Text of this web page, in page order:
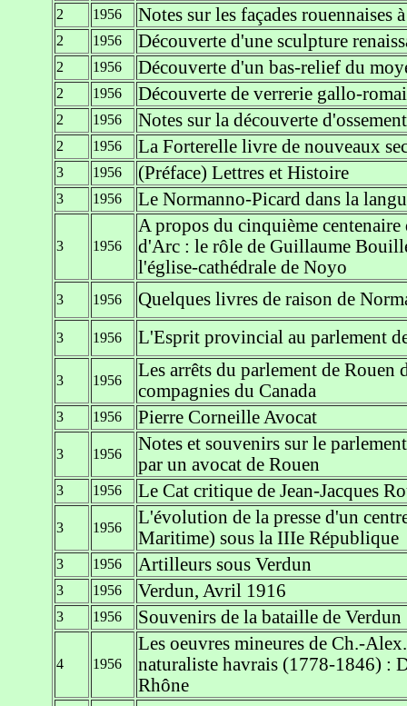
2 1956 Notes sur les façades rouennaises
2 1956 Découverte d'une sculpture
2 1956 Découverte d'un bas-relief du
2 1956 Découverte de verrerie gallo-
2 1956 Notes sur la découverte
2 1956 La Forterelle livre de nouveaux
3 1956 (Préface) Lettres et Histoire
3 1956 Le Normanno-Picard dans la
3 1956
A propos du cinquième
d'Arc : le rôle de Guillaume
l'église-cathédrale de Noyo
3 1956 Quelques livres de raison de
3 1956 L'Esprit provincial au parlement
3 1956
Les arrêts du parlement de
compagnies du Canada
3 1956 Pierre Corneille Avocat
3 1956
Notes et souvenirs sur le
par un avocat de Rouen
3 1956 Le Cat critique de Jean-Jacques
3 1956
L'évolution de la presse d'un
Maritime) sous la IIIe République
3 1956 Artilleurs sous Verdun
3 1956 Verdun, Avril 1916
3 1956 Souvenirs de la bataille de Verdun
4 1956
Les oeuvres mineures de Ch.-
naturaliste havrais (1778-1846) :
Rhône